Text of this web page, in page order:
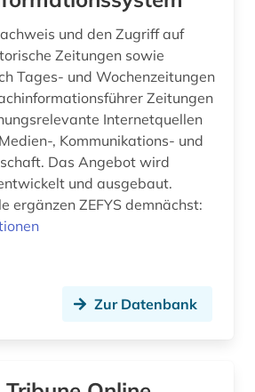
grossbritannien (1)
großbritannien (25)
(2)
und den Zugriff auf
Zeitungen sowie
Tages- und Wochenzeitungen
Internetquellen
, Kommunikations- und
Das Angebot wird
und ausgebaut.
ergänzen ZEFYS demnächst:
Zur Datenbank